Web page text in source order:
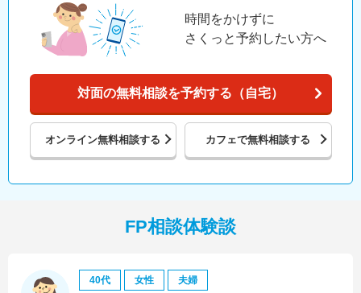
時間をかけずに
さくっと予約したい方へ
対面の無料相談を予約する（自宅）
オンライン無料相談する カフェで無料相談する
FP相談体験談
40代 女性 夫婦